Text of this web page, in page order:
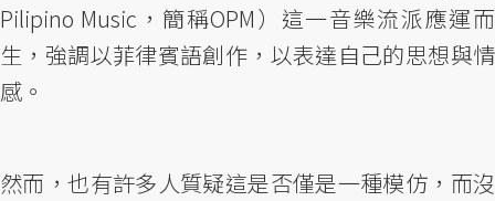
Pilipino Music，簡稱OPM）這一音樂流派應運而
生，強調以菲律賓語創作，以表達自己的思想與情
感。
然而，也有許多人質疑這是否僅是一種模仿，而沒